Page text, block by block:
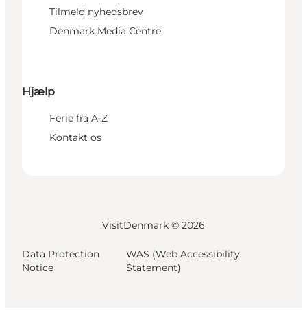
Tilmeld nyhedsbrev
Denmark Media Centre
Hjælp
Ferie fra A-Z
Kontakt os
VisitDenmark © 2026
Data Protection
Notice
WAS (Web Accessibility
Statement)